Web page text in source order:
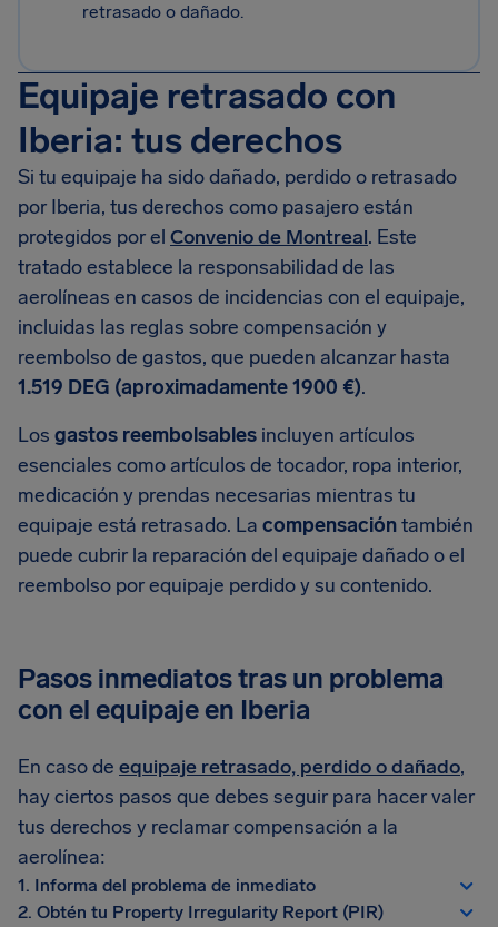
retrasado o dañado.
Equipaje retrasado con
Iberia: tus derechos
Si tu equipaje ha sido dañado, perdido o retrasado
por Iberia, tus derechos como pasajero están
protegidos por el Convenio de Montreal. Este
tratado establece la responsabilidad de las
aerolíneas en casos de incidencias con el equipaje,
incluidas las reglas sobre compensación y
reembolso de gastos, que pueden alcanzar hasta
1.519 DEG (aproximadamente 1900 €).
Los gastos reembolsables incluyen artículos
esenciales como artículos de tocador, ropa interior,
medicación y prendas necesarias mientras tu
equipaje está retrasado. La compensacióntambién
puede cubrir la reparación del equipaje dañado o el
reembolso por equipaje perdido y su contenido.
Pasos inmediatos tras un problema
con el equipaje en Iberia
En caso de equipaje retrasado, perdido o dañado,
hay ciertos pasos que debes seguir para hacer valer
tus derechos y reclamar compensación a la
aerolínea:
1. Informa del problema de inmediato
2. Obtén tu Property Irregularity Report (PIR)